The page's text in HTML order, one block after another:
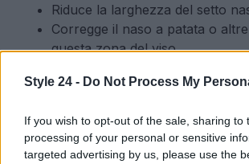
Style 24 - Do Not Process My
If you wish to opt-out of the sale, sharing to
processing of your personal or sensitive
targeted advertising by us, please use the
Riduce la larghezza del setto
Corregge il naso a patata o
questa zona del viso
Ristabilisce la simmetria,
Migliora la respirazione
Non lascia cicatrici o segni.